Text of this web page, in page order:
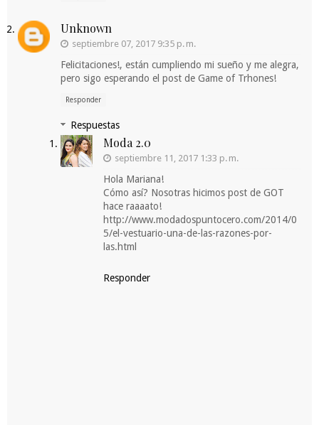
Unknown
septiembre 07, 2017 9:35 p. m.
Felicitaciones!, están cumpliendo mi sueño y me alegra,
pero sigo esperando el post de Game of Trhones!
Responder
Respuestas
Moda 2.0
septiembre 11, 2017 1:33 p. m.
Hola Mariana!
Cómo así? Nosotras hicimos post de GOT
hace raaaato!
http://www.modadospuntocero.com/2014/0
5/el-vestuario-una-de-las-razones-por-
las.html
Responder